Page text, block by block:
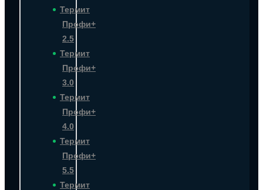
Термит
Профи+
2.5
Термит
Профи+
3.0
Термит
Профи+
4.0
Термит
Профи+
5.5
Термит